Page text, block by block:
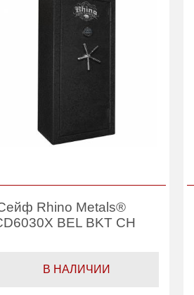
Rhino Metals®
BEL BKT CH
В НАЛИЧИИ